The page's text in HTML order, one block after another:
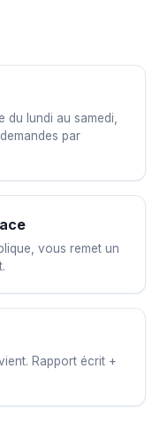
du lundi au samedi,
par
vous remet un
Rapport écrit +